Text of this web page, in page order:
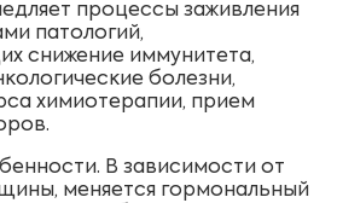
процессы заживления
патологий,
снижение иммунитета,
болезни,
химиотерапии, прием
В зависимости от
меняется гормональный